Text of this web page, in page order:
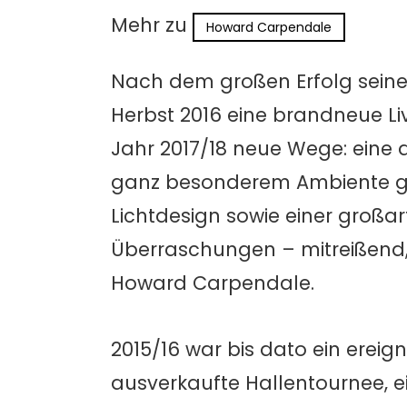
Mehr zu Howard Carpendale
Nach dem großen Erfolg
Herbst 2016 eine brandneue
Jahr 2017/18 neue Wege: eine
ganz besonderem Ambiente
Lichtdesign sowie einer
Überraschungen –
Howard Carpendale.
2015/16 war bis dato ein
ausverkaufte Hallentournee,